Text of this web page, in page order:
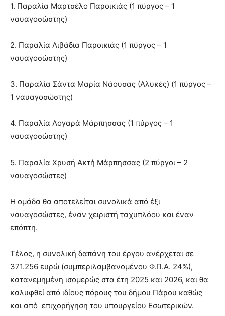
1. Παραλία Μαρτσέλο Παροικιάς (1 πύργος – 1
ναυαγοσώστης)
2. Παραλία Λιβάδια Παροικιάς (1 πύργος – 1
ναυαγοσώστης)
3. Παραλία Σάντα Μαρία Νάουσας (Αλυκές) (1 πύργος –
1 ναυαγοσώστης)
4. Παραλία Λογαρά Μάρπησσας (1 πύργος – 1
ναυαγοσώστης)
5. Παραλία Χρυσή Ακτή Μάρπησσας (2 πύργοι – 2
ναυαγοσώστες)
Η ομάδα θα αποτελείται συνολικά από έξι
ναυαγοσώστες, έναν χειριστή ταχυπλόου και έναν
επόπτη.
Τέλος, η συνολική δαπάνη του έργου ανέρχεται σε
371.256 ευρώ (συμπεριλαμβανομένου Φ.Π.Α. 24%),
κατανεμημένη ισομερώς στα έτη 2025 και 2026, και θα
καλυφθεί από ιδίους πόρους του δήμου Πάρου καθώς
και από επιχορήγηση του υπουργείου Εσωτερικών.